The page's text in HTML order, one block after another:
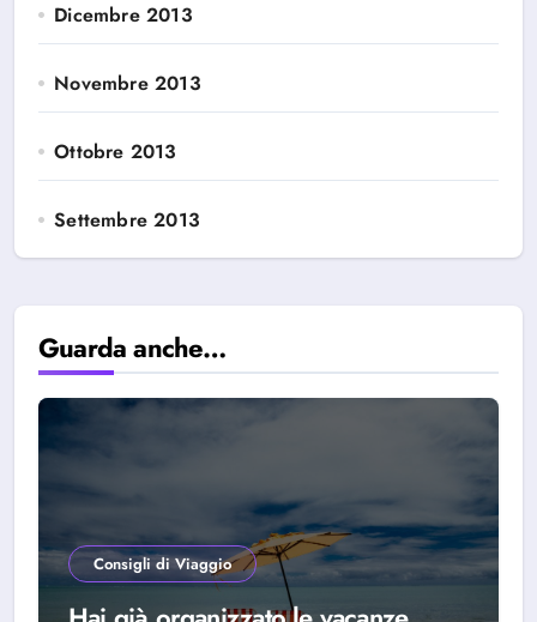
Dicembre 2013
Novembre 2013
Ottobre 2013
Settembre 2013
Guarda anche…
Consigli di Viaggio